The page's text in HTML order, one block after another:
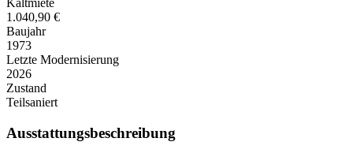
1.040,90 €
Baujahr
1973
Letzte Modernisierung
2026
Zustand
Teilsaniert
Ausstattungsbeschreibung